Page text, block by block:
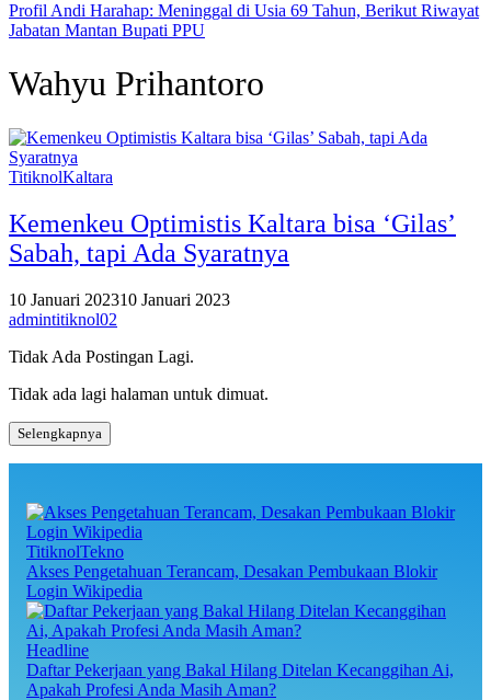
Profil Andi Harahap: Meninggal di Usia 69 Tahun, Berikut Riwayat
Jabatan Mantan Bupati PPU
Wahyu Prihantoro
TitiknolKaltara
Kemenkeu Optimistis Kaltara bisa ‘Gilas’
Sabah, tapi Ada Syaratnya
10 Januari 202310 Januari 2023
admintitiknol02
Tidak Ada Postingan Lagi.
Tidak ada lagi halaman untuk dimuat.
Selengkapnya
TitiknolTekno
Akses Pengetahuan Terancam, Desakan Pembukaan Blokir
Login Wikipedia
Headline
Daftar Pekerjaan yang Bakal Hilang Ditelan Kecanggihan Ai,
Apakah Profesi Anda Masih Aman?